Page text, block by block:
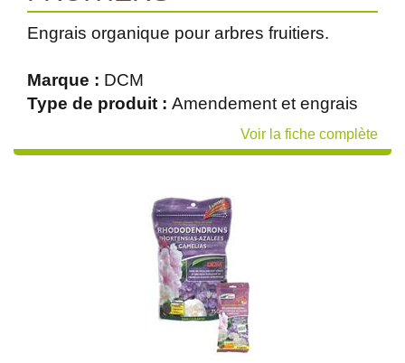
Engrais organique pour arbres fruitiers.
Marque : DCM
Type de produit : Amendement et engrais
Voir la fiche complète